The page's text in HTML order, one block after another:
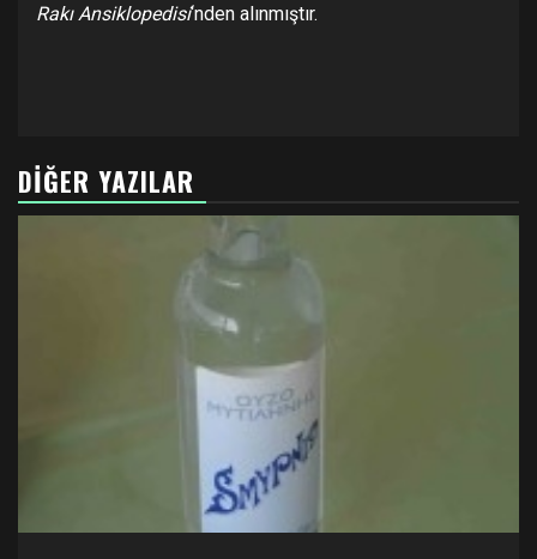
Rakı Ansiklopedisi‘nden alınmıştır.
DIĞER YAZILAR